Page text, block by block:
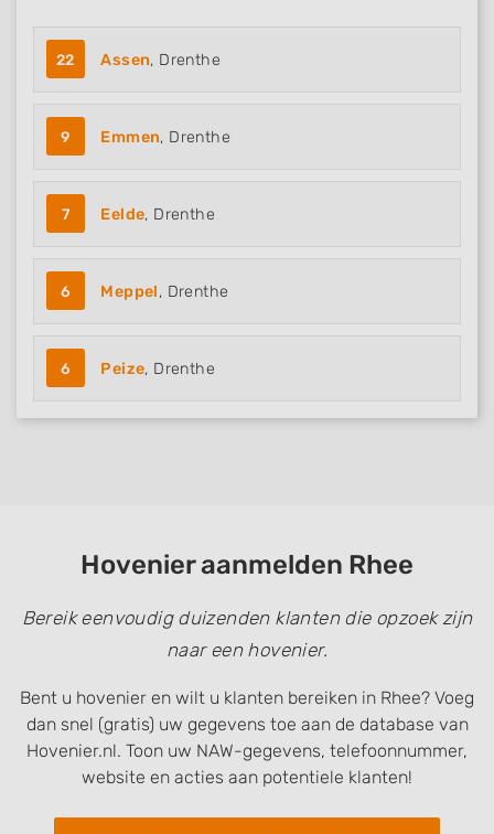
22 Assen, Drenthe
9 Emmen, Drenthe
7 Eelde, Drenthe
6 Meppel, Drenthe
6 Peize, Drenthe
Hovenier aanmelden Rhee
Bereik eenvoudig duizenden klanten die opzoek zijn
naar een hovenier.
Bent u hovenier en wilt u klanten bereiken in Rhee? Voeg
dan snel (gratis) uw gegevens toe aan de database van
Hovenier.nl. Toon uw NAW-gegevens, telefoonnummer,
website en acties aan potentiele klanten!